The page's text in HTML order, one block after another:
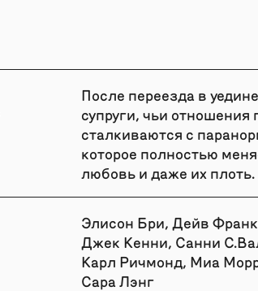
После переезда в
супруги, чьи отношения
сталкиваются с
которое полностью
любовь и даже их плоть.
Элисон Бри, Дейв
Джек Кенни, Санни
Карл Ричмонд, Миа
Сара Лэнг